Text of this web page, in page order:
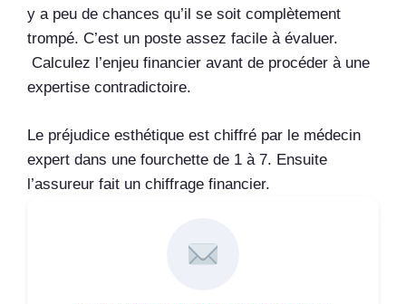
y a peu de chances qu’il se soit complètement
trompé. C’est un poste assez facile à évaluer.
Calculez l’enjeu financier avant de procéder à une
expertise contradictoire.
Le préjudice esthétique est chiffré par le médecin
expert dans une fourchette de 1 à 7. Ensuite
l’assureur fait un chiffrage financier.